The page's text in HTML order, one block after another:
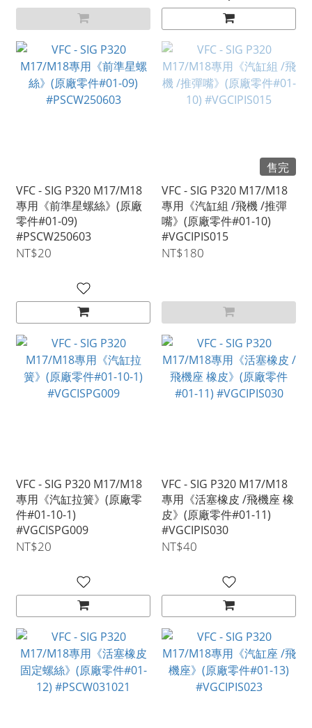
VFC - SIG P320 M17/M18
專用《前準星螺絲》(原廠
零件#01-09)
#PSCW250603
NT$20
售完
VFC - SIG P320 M17/M18
專用《汽缸組 /飛機 /推彈
嘴》(原廠零件#01-10)
#VGCIPIS015
NT$180
VFC - SIG P320 M17/M18
專用《汽缸拉簧》(原廠零
件#01-10-1)
#VGCISPG009
NT$20
VFC - SIG P320 M17/M18
專用《活塞橡皮 /飛機座 橡
皮》(原廠零件#01-11)
#VGCIPIS030
NT$40